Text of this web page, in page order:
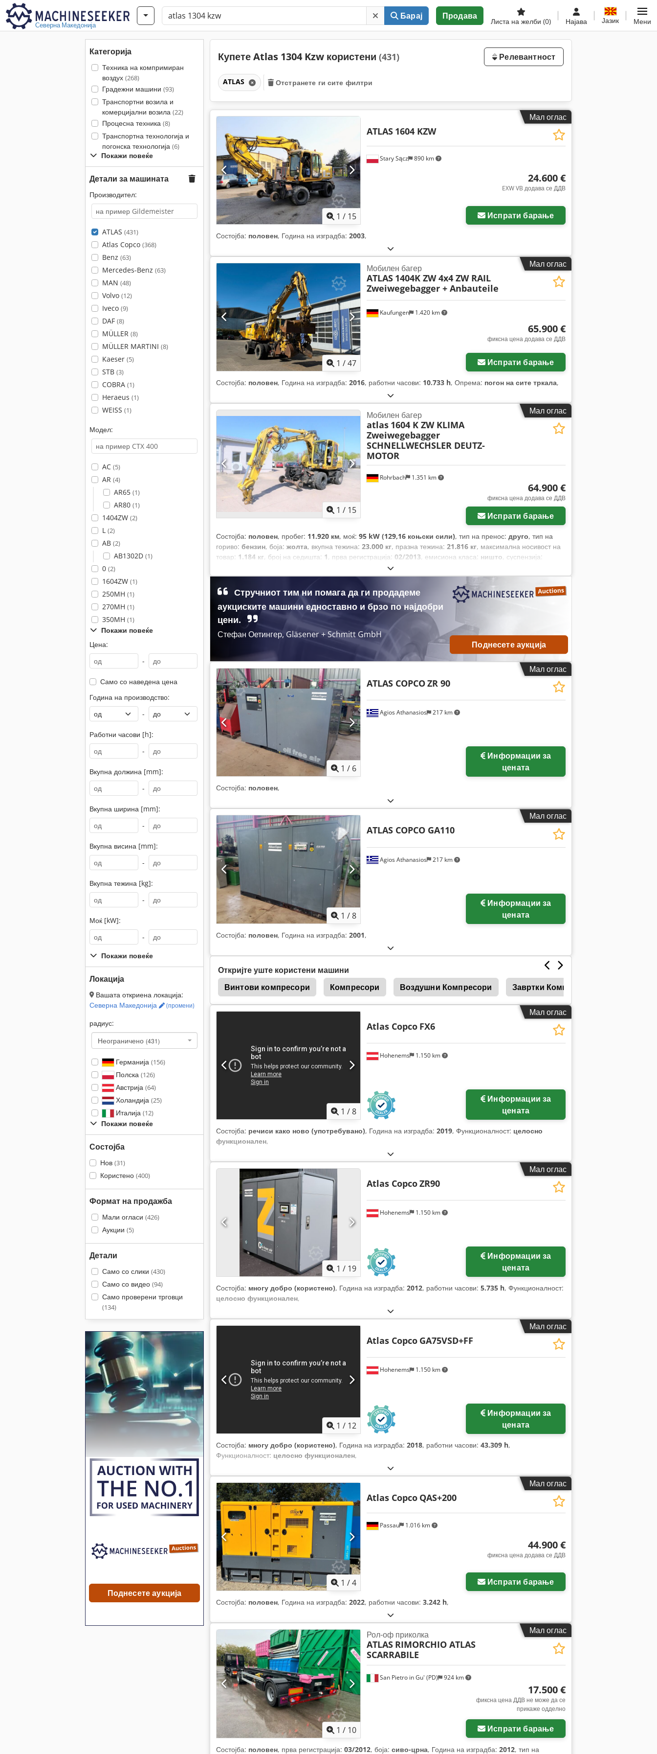
Северна Македонија
Барај Продава
Листа на желби (0) Најава Јазик Мени
Категорија
Техника на компримиран
воздух (268)
Градежни машини (93)
Транспортни возила и
комерцијални возила (22)
Процесна техника (8)
Транспортна технологија и
погонска технологија (6)
Покажи повеќе
Детали за машината
Производител:
ATLAS (431)
Atlas Copco (368)
Benz (63)
Mercedes-Benz (63)
MAN (48)
Volvo (12)
Iveco (9)
DAF (8)
MÜLLER (8)
MÜLLER MARTINI (8)
Kaeser (5)
STB (3)
COBRA (1)
Heraeus (1)
WEISS (1)
Модел:
AC (5)
AR (4)
AR65 (1)
AR80 (1)
1404ZW (2)
L (2)
AB (2)
AB1302D (1)
0 (2)
1604ZW (1)
250MH (1)
270MH (1)
350MH (1)
Покажи повеќе
Цена:
-
Само со наведена цена
Година на производство:
-
Работни часови [h]:
-
Вкупна должина [mm]:
-
Вкупна ширина [mm]:
-
Вкупна висина [mm]:
-
Вкупна тежина [kg]:
-
Моќ [kW]:
-
Покажи повеќе
Локација
Вашата откриена локација:
Северна Македонија
(промени)
радиус:
Неограничено (431)
Германија (156)
Полска (126)
Австрија (64)
Холандија (25)
Италија (12)
Покажи повеќе
Состојба
Нов (31)
Користено (400)
Формат на продажба
Мали огласи (426)
Аукции (5)
Детали
Само со слики (430)
Само со видео (94)
Само проверени трговци
(134)
Поднесете аукција
Купете Atlas 1304 Kzw користени (431) Релевантност
ATLAS Отстранете ги сите филтри
Мал оглас
1 / 15
Stary Sącz 890 km
ATLAS 1604 KZW
24.600 €
EXW VB додава се ДДВ
Испрати барање
Состојба: половен, Година на изградба: 2003,
Мал оглас
1 /47
Kaufungen 1.420 km
Мобилен багер
ATLAS 1404K ZW 4x4 ZW RAIL
Zweiwegebagger + Anbauteile
65.900 €
фиксна цена додава се ДДВ
Испрати барање
Состојба: половен, Година на изградба: 2016, работни часови: 10.733 h, Опрема: погон на сите тркала,
Мал оглас
1 / 15
Rohrbach 1.351 km
Мобилен багер
atlas 1604 K ZW KLIMA
Zweiwegebagger
SCHNELLWECHSLER DEUTZ-
MOTOR
64.900 €
фиксна цена додава се ДДВ
Испрати барање
Состојба: половен, пробег: 11.920 км, моќ: 95 kW (129,16 коњски сили), тип на пренос: друго, тип на
гориво: бензин, боја: жолта, вкупна тежина: 23.000 кг, празна тежина: 21.816 кг, максимална носивост на
товар: 1.184 кг, број на седишта: 1, прва регистрација: 02/2013, емисиона класа: ништо, суспензија:
11.920 h
друго, градежна височина:4.000 мм, Опрема:грејач за паркирање, клима уред, приклучок за
приколкаСтручниот тим ни помага да ги продадеме
аукциските машини едноставно и брзо по најдобри
цени.
Стефан Оетингер, Gläsener + Schmitt GmbH
Поднесете аукција
Мал оглас
1 / 6
Agios Athanasios 217 km
ATLAS COPCOZR 90
цената
Состојба: половен,
Мал оглас
1 /8
Agios Athanasios 217 km
ATLAS COPCO GA110
цената
Состојба: половен, Година на изградба: 2001,
Откријте уште користени машини
Винтови компресори
Компресори Воздушни Компресори Завртки Компресори
Мобилен Соков Притиснете
Мал оглас
1 /8
Hohenems 1.150 km
Atlas Copco FX6
цената
Состојба: речиси како ново (употребувано), Година на изградба: 2019, Функционалност: целосно
функционален,
Мал оглас
1 / 19
Hohenems 1.150 km
Atlas CopcoZR90
цената
Состојба: многу добро (користено), Година на изградба: 2012, работни часови: 5.735 h, Функционалност:
целосно функционален,
Мал оглас
1 / 12
Hohenems 1.150 km
Atlas Copco GA75VSD+FF
цената
Состојба: многу добро (користено), Година на изградба: 2018, работни часови: 43.309 h,
Функционалност: целосно функционален,
Мал оглас
1 /4
Passau 1.016 km
Atlas Copco QAS+200
44.900 €
фиксна цена додава се ДДВ
Испрати барање
Состојба: половен, Година на изградба: 2022, работни часови: 3.242 h,
Мал оглас
1 / 10
San Pietro in Gu' (PD) 924 km
Рол-оф приколка
ATLAS RIMORCHIO ATLAS
SCARRABILE
17.500 €
фиксна цена ДДВ не може да се
прикаже одделно
Испрати барање
Состојба: половен, прва регистрација: 03/2012, боја: сиво-црна, Година на изградба: 2012, тип на